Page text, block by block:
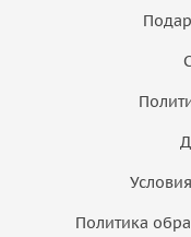
Политика